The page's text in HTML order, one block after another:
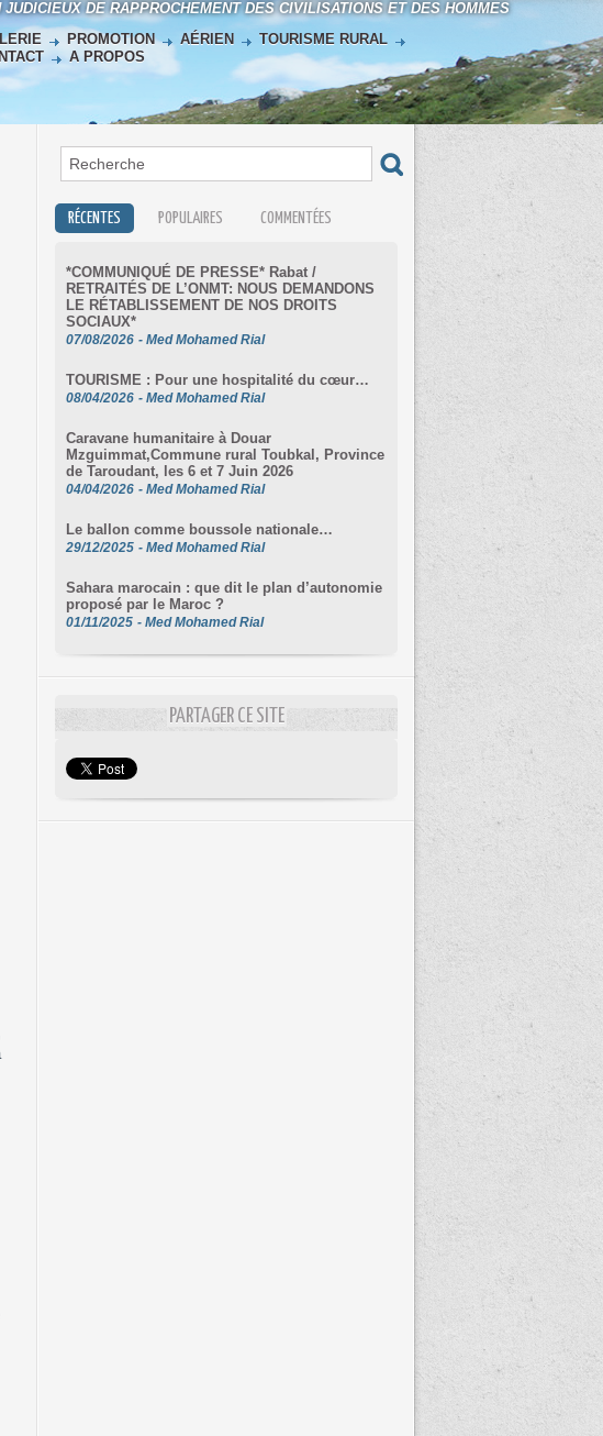
DE RAPPROCHEMENT DES CIVILISATIONS ET DES HOMMES
PROMOTION AÉRIEN
TOURISME RURAL
A PROPOS
RÉCENTES POPULAIRES COMMENTÉES
*COMMUNIQUÉ DE PRESSE* Rabat /
RETRAITÉS DE L’ONMT: NOUS DEMANDONS
LE RÉTABLISSEMENT DE NOS DROITS
SOCIAUX*
07/08/2026 - Med Mohamed Rial
TOURISME : Pour une hospitalité du cœur…
08/04/2026 - Med Mohamed Rial
Caravane humanitaire à Douar
Mzguimmat,Commune rural Toubkal, Province
de Taroudant, les 6 et 7 Juin 2026
04/04/2026 - Med Mohamed Rial
Le ballon comme boussole nationale…
29/12/2025 - Med Mohamed Rial
Sahara marocain : que dit le plan d’autonomie
proposé par le Maroc ?
01/11/2025 - Med Mohamed Rial
PARTAGER CE SITE